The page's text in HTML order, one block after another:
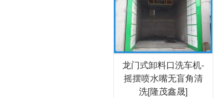
龙门式卸料口洗车机-
摇摆喷水嘴无盲角清
洗[隆茂鑫晟]